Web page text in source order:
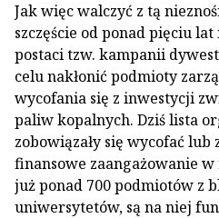
Jak więc walczyć z tą
szczęście od ponad pięciu
postaci tzw. kampanii
celu nakłonić podmioty
wycofania się z inwestycji
paliw kopalnych. Dziś lista
zobowiązały się wycofać
finansowe zaangażowanie
już ponad 700 podmiotów z
uniwersytetów, są na niej